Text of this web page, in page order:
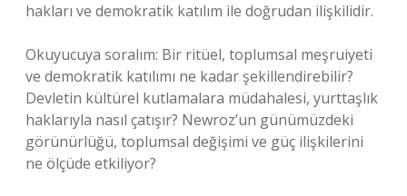
hakları ve demokratik katılım ile doğrudan ilişkilidir.
Okuyucuya soralım: Bir ritüel, toplumsal meşruiyeti
ve demokratik katılımı ne kadar şekillendirebilir?
Devletin kültürel kutlamalara müdahalesi, yurttaşlık
haklarıyla nasıl çatışır? Newroz’un günümüzdeki
görünürlüğü, toplumsal değişimi ve güç ilişkilerini
ne ölçüde etkiliyor?